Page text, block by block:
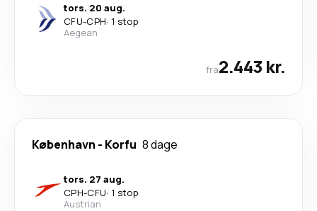
tors. 20 aug.
CFU-CPH· 1 stop
Aegean
fra2.443 kr.
København - Korfu 8 dage
tors. 27 aug.
CPH-CFU· 1 stop
Austrian